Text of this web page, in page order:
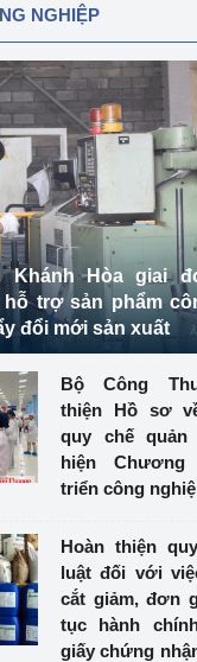
NGHIỆP
Khánh Hòa giai
hỗ trợ sản phẩm
đổi mới sản xuất
Bộ Công
thiện Hồ sơ
quy chế
hiện
triển công
Hoàn thiện
luật đối với
cắt giảm, đơn
tục hành
giấy chứng